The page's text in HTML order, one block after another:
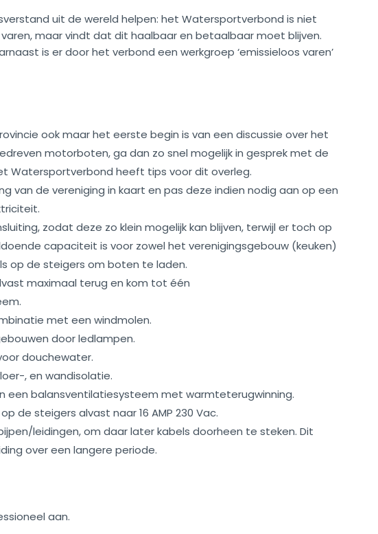
uit de wereld helpen: het Watersportverbond is niet
maar vindt dat dit haalbaar en betaalbaar moet blijven.
is er door het verbond een werkgroep ‘emissieloos varen’
ook maar het eerste begin is van een discussie over het
motorboten, ga dan zo snel mogelijk in gesprek met de
Watersportverbond heeft tips voor dit overleg.
van de vereniging in kaart en pas deze indien nodig aan op een
zodat deze zo klein mogelijk kan blijven, terwijl er toch op
capaciteit is voor zowel het verenigingsgebouw (keuken)
op de steigers om boten te laden.
maximaal terug en kom tot één
met een windmolen.
door ledlampen.
douchewater.
, en wandisolatie.
een balansventilatiesysteem met warmteterugwinning.
de steigers alvast naar 16 AMP 230 Vac.
leidingen, om daar later kabels doorheen te steken. Dit
over een langere periode.
aan.